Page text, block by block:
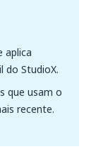
aplica
do StudioX.
que usam o
recente.